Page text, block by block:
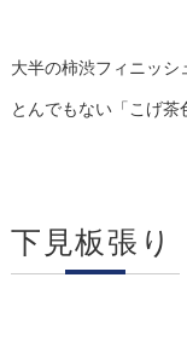
大半の柿渋フィニッシ
とんでもない「こげ茶
下見板張り